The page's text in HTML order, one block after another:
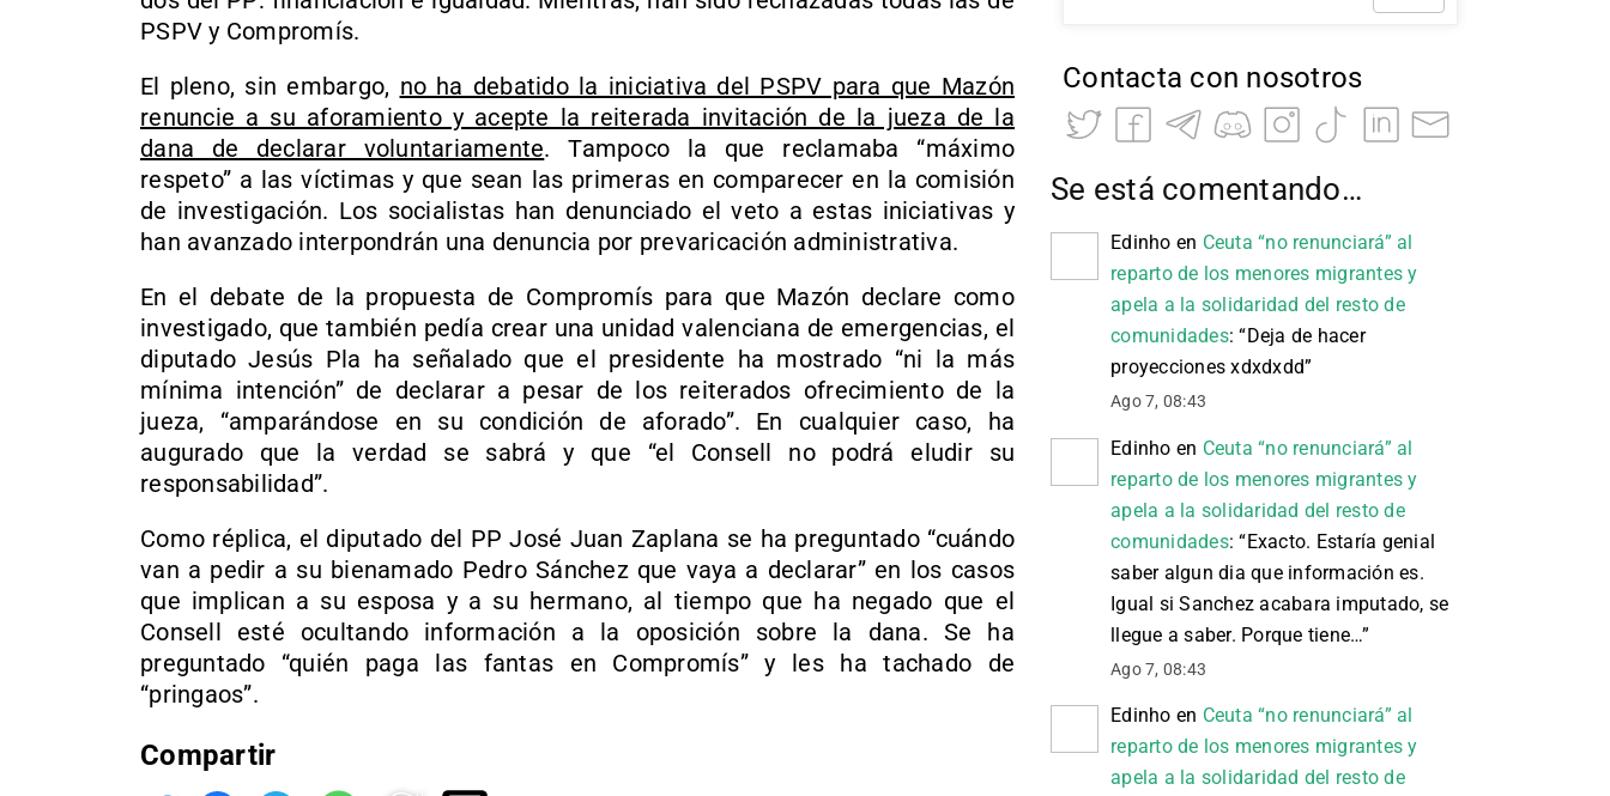
PSPV y Compromís.
El pleno, sin embargo, no ha debatido la iniciativa del PSPV para que Mazón
renuncie a su aforamiento y acepte la reiterada invitación de la jueza de la
dana de declarar voluntariamente. Tampoco la que reclamaba “máximo
respeto” a las víctimas y que sean las primeras en comparecer en la comisión
de investigación. Los socialistas han denunciado el veto a estas iniciativas y
han avanzado interpondrán una denuncia por prevaricación administrativa.
En el debate de la propuesta de Compromís para que Mazón declare como
investigado, que también pedía crear una unidad valenciana de emergencias, el
diputado Jesús Pla ha señalado que el presidente ha mostrado “ni la más
mínima intención” de declarar a pesar de los reiterados ofrecimiento de la
jueza, “amparándose en su condición de aforado”. En cualquier caso, ha
augurado que la verdad se sabrá y que “el Consell no podrá eludir su
responsabilidad”.
Como réplica, el diputado del PP José Juan Zaplana se ha preguntado “cuándo
van a pedir a su bienamado Pedro Sánchez que vaya a declarar” en los casos
que implican a su esposa y a su hermano, al tiempo que ha negado que el
Consell esté ocultando información a la oposición sobre la dana. Se ha
preguntado “quién paga las fantas en Compromís” y les ha tachado de
“pringaos”.
Compartir
Contacta con nosotros
Se está comentando…
Edinho en Ceuta “no renunciará” al
reparto de los menores migrantes y
apela a la solidaridad del resto de
comunidades: “Deja de hacer
proyecciones xdxdxdd”
Ago 7, 08:43
Edinho en Ceuta “no renunciará” al
reparto de los menores migrantes y
apela a la solidaridad del resto de
comunidades: “Exacto. Estaría genial
saber algun dia que información es.
Igual si Sanchez acabara imputado, se
llegue a saber. Porque tiene…”
Ago 7, 08:43
Edinho en Ceuta “no renunciará” al
reparto de los menores migrantes y
apela a la solidaridad del resto de